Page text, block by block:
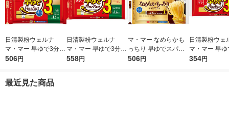
日清製粉ウェルナ
マ・マー 早ゆで3分ス
パゲティ2/3サイズ1.6
506円
日清製粉ウェルナ
マ・マー 早ゆで3分ス
パゲティ 1.6mm チャ
558円
マ・マー なめらかも
っちり 早ゆでスパゲ
ティ 2/3サイズ チャッ
506円
日清製粉ウェ
マ・マー 早
ゲティ
354円
最近見た商品